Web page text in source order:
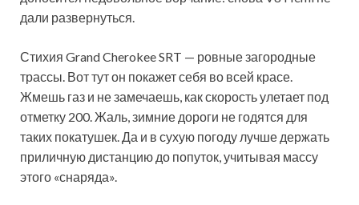
дали развернуться.
Стихия Grand Cherokee SRT — ровные загородные
трассы. Вот тут он покажет себя во всей красе.
Жмешь газ и не замечаешь, как скорость улетает под
отметку 200. Жаль, зимние дороги не годятся для
таких покатушек. Да и в сухую погоду лучше держать
приличную дистанцию до попуток, учитывая массу
этого «снаряда».